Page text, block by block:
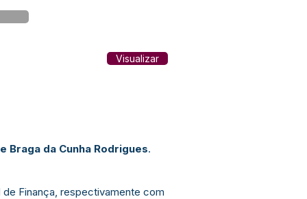
Visualizar
Braga da Cunha Rodrigues.
de Finança, respectivamente com